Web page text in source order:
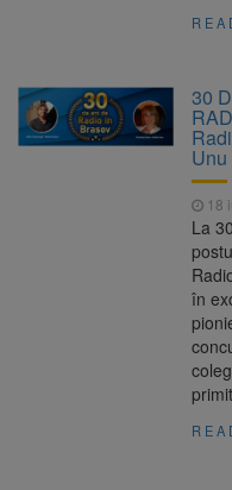
30
Unu
18
La
în